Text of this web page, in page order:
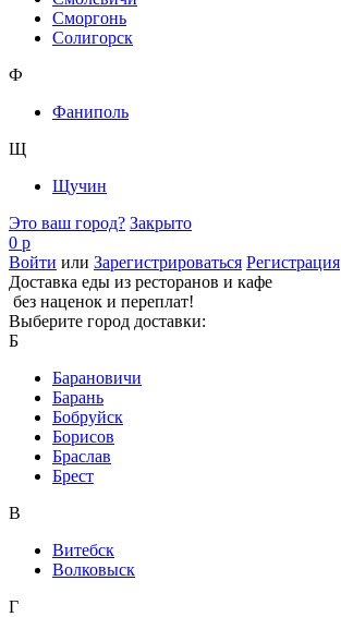
Сморгонь
Солигорск
Ф
Фаниполь
Щ
Щучин
Это ваш город? Закрыто
0 р
Войти или Зарегистрироваться Регистрация
Доставка еды из ресторанов и кафе
без наценок и переплат!
Выберите город доставки:
Б
Барановичи
Барань
Бобруйск
Борисов
Браслав
Брест
В
Витебск
Волковыск
Г